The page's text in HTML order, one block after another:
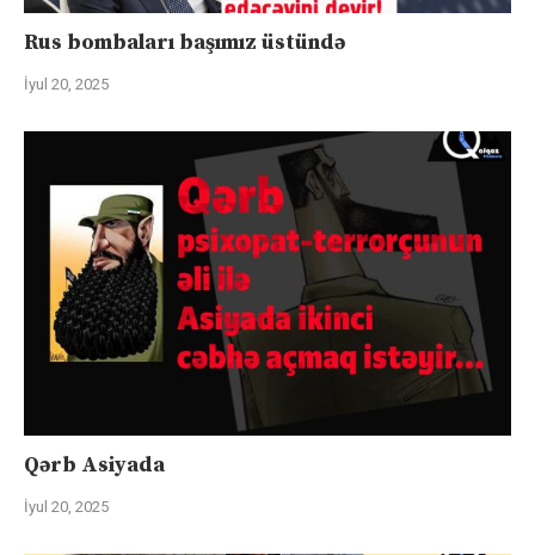
Rus bombaları başımız üstündə
İyul 20, 2025
Qərb Asiyada
İyul 20, 2025